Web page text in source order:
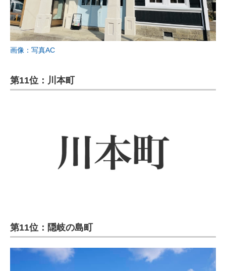
画像：写真AC
第11位：川本町
第11位：隠岐の島町